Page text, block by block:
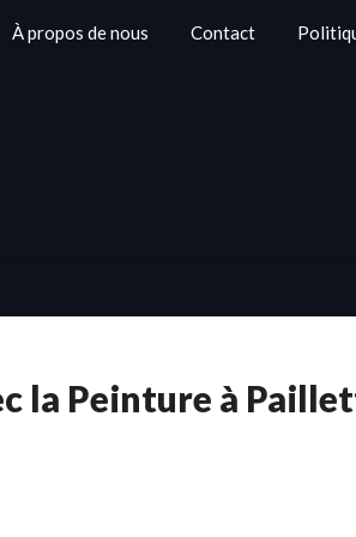
À propos de nous Contact
la Peinture à